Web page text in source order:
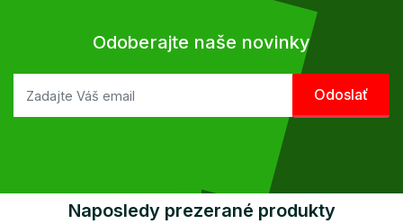
Odoberajte naše novinky
Naposledy prezerané produkty